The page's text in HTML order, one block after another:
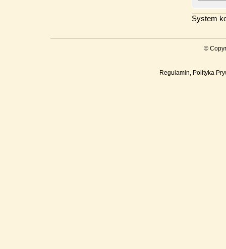
System
©
Regulamin, Polityka